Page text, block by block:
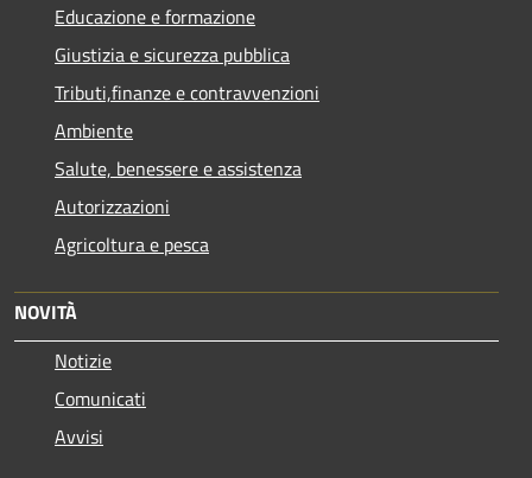
Educazione e formazione
Giustizia e sicurezza pubblica
Tributi,finanze e contravvenzioni
Ambiente
Salute, benessere e assistenza
Autorizzazioni
Agricoltura e pesca
NOVITÀ
Notizie
Comunicati
Avvisi